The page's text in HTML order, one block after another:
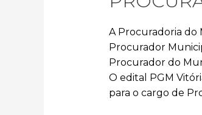
A Procuradoria do
Procurador
Procurador do
O edital PGM
para o cargo de